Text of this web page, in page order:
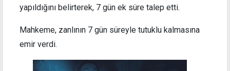
yapıldığını belirterek, 7 gün ek süre talep etti.
Mahkeme, zanlının 7 gün süreyle tutuklu kalmasına
emir verdi.